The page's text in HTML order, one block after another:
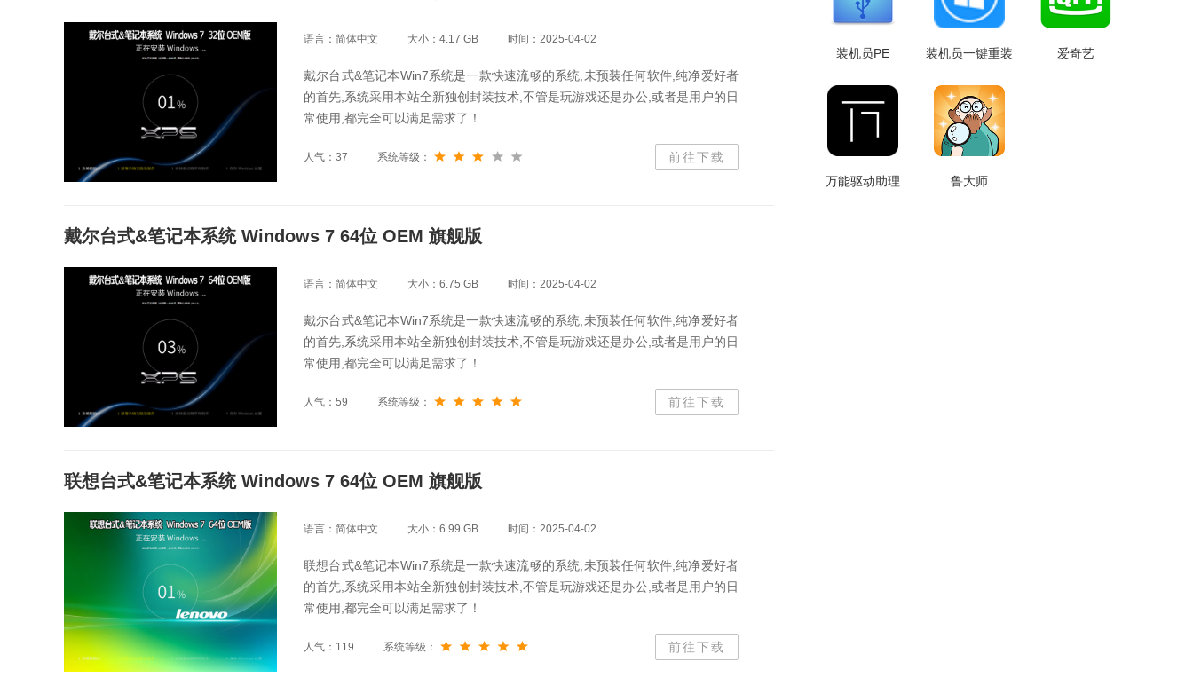
语言：简体中文 大小：4.17 GB 时间：2025-04-02
戴尔台式&笔记本Win7系统是一款快速流畅的系统,未预装任何软件,纯净爱好者
的首先,系统采用本站全新独创封装技术,不管是玩游戏还是办公,或者是用户的日
常使用,都完全可以满足需求了！
前往下载
人气：37 系统等级：
戴尔台式&笔记本系统 Windows 7 64位 OEM 旗舰版
语言：简体中文 大小：6.75 GB 时间：2025-04-02
戴尔台式&笔记本Win7系统是一款快速流畅的系统,未预装任何软件,纯净爱好者
的首先,系统采用本站全新独创封装技术,不管是玩游戏还是办公,或者是用户的日
常使用,都完全可以满足需求了！
前往下载
人气：59 系统等级：
联想台式&笔记本系统 Windows 7 64位 OEM 旗舰版
语言：简体中文 大小：6.99 GB 时间：2025-04-02
联想台式&笔记本Win7系统是一款快速流畅的系统,未预装任何软件,纯净爱好者
的首先,系统采用本站全新独创封装技术,不管是玩游戏还是办公,或者是用户的日
常使用,都完全可以满足需求了！
前往下载
人气：119 系统等级：
装机员PE 装机员一键重装 爱奇艺
万能驱动助理 鲁大师